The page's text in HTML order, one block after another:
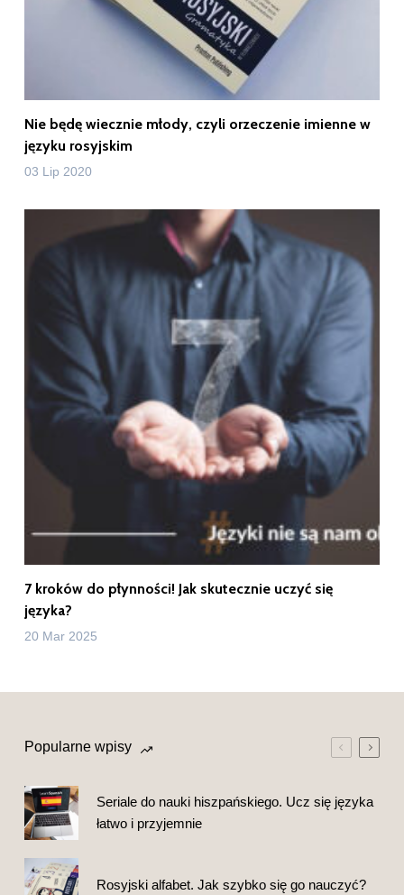
Nie będę wiecznie młody, czyli orzeczenie imienne w
języku rosyjskim
03 Lip 2020
7 kroków do płynności! Jak skutecznie uczyć się
języka?
20 Mar 2025
Popularne wpisy
Seriale do nauki hiszpańskiego. Ucz się języka
łatwo i przyjemnie
Rosyjski alfabet. Jak szybko się go nauczyć?